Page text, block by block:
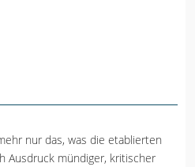
nur das, was die etablierten
Ausdruck mündiger, kritischer